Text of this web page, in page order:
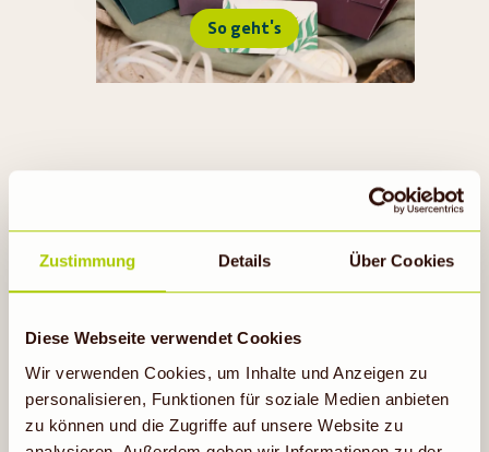
Zustimmung Details Über Cookies
Diese Webseite verwendet Cookies
Wir verwenden Cookies, um Inhalte und Anzeigen zu
personalisieren, Funktionen für soziale Medien anbieten
zu können und die Zugriffe auf unsere Website zu
So geht's
Jetzt mitmachen